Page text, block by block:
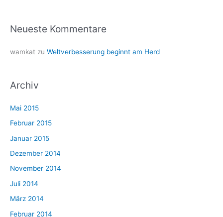
Neueste Kommentare
wamkat zu Weltverbesserung beginnt am Herd
Archiv
Mai 2015
Februar 2015
Januar 2015
Dezember 2014
November 2014
Juli 2014
März 2014
Februar 2014